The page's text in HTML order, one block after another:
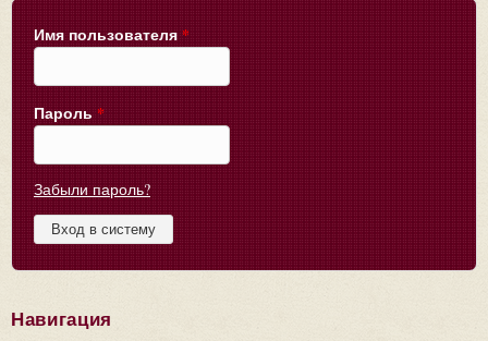
Имя пользователя *
Пароль *
Забыли пароль?
Навигация